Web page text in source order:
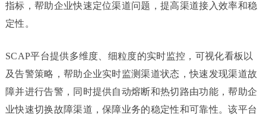
指标，帮助企业快速定位渠道问题，提高渠道接入效率和稳
定性。
SCAP平台提供多维度、细粒度的实时监控，可视化看板以
及告警策略，帮助企业实时监测渠道状态，快速发现渠道故
障并进行告警，同时提供自动熔断和热切路由功能，帮助企
业快速切换故障渠道，保障业务的稳定性和可靠性。该平台